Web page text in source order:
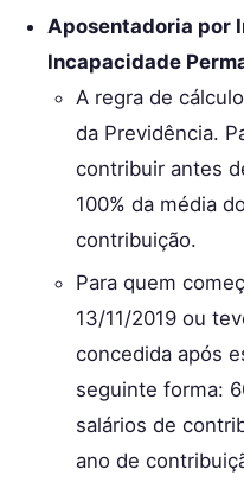
Aposentadoria por
Incapacidade
A regra de
da Previdência.
contribuir antes
100% da média
contribuição.
Para quem
13/11/2019 ou
concedida após
seguinte forma:
salários de
ano de